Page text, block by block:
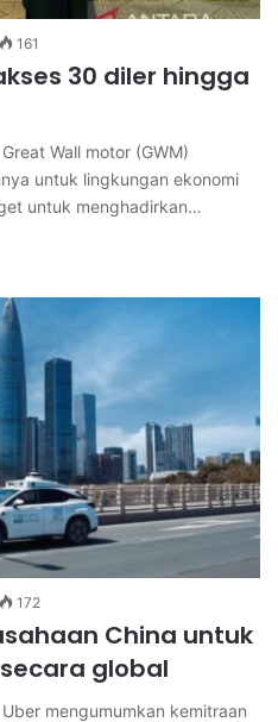
161
30 diler hingga
Wall motor (GWM)
untuk lingkungan ekonomi
untuk menghadirkan…
172
China untuk
global
mengumumkan kemitraan